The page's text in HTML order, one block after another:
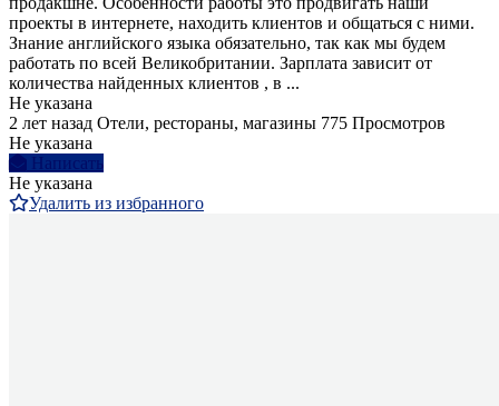
проекты в интернете, находить клиентов и общаться с ними.
Знание английского языка обязательно, так как мы будем
работать по всей Великобритании. Зарплата зависит от
количества найденных клиентов , в ...
Не указана
2 лет назад Отели, рестораны, магазины 775 Просмотров
Не указана
Написать
Не указана
Удалить из избранного